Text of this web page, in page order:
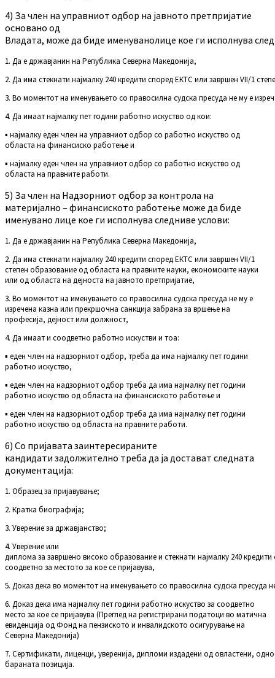
4) За член на управниот одбор на јавното претпријатие
основано од
Владата, може да биде именуванолице кое ги исполнува
1. Да е државјанин на Република Северна Македонија,
2. Да има стекнати најмалку 240 кредити според ЕКТС или завршен VII/1
3. Во моментот на именувањето со правосилна судска пресуда не му е
4. Да имаат најмалку пет години работно искуство од кои:
▪ најмалку еден член на управниот одбор со работно искуство од
областа на финансиско работење и
▪ најмалку еден член на управниот одбор со работно искуство од
областа на правните работи.
5) За член на Надзорниот одбор за контрола на
материјално – финансиското работење може да биде
именувано лице кое ги исполнува следниве услови:
1. Да е државјанин на Република Северна Македонија,
2. Да има стекнати најмалку 240 кредити според ЕКТС или завршен VII/1
степен образование од областа на правните науки, економските науки
или од областа на дејноста на јавното претпријатие,
3. Во моментот на именувањето со правосилна судска пресуда не му е
изречена казна или прекршочна санкција забрана за вршење на
професија, дејност или должност,
4. Да имаат и соодветно работно искустви и тоа:
▪ еден член на надзорниот одбор, треба да има најмалку пет години
работно искуство,
▪ еден член на надзорниот одбор треба да има најмалку пет години
работно искуство од областа на финансиското работење и
▪ еден член на надзорниот одбор треба да има најмалку пет години
работно искуство од областа на правните работи.
6) Со пријавата заинтересираните
кандидати задолжително треба да ја достават следната
документација:
1. Образец за пријавување;
2. Кратка биографија;
3. Уверение за државјанство;
4. Уверение или
диплома за завршено високо образование и стекнати најмалку 240
соодветно за местото за кое се пријавува,
5. Доказ дека во моментот на именувањето со правосилна судска пресуда
6. Доказ дека има најмалку пет години работно искуство за соодветно
место за кое се пријавува (Преглед на регистрирани податоци во матична
евиденција од Фонд на пензиското и инвалидското осигурување на
Северна Македонија)
7. Сертификати, лиценци, уверенија, дипломи издадени од овластени,
бараната позиција.